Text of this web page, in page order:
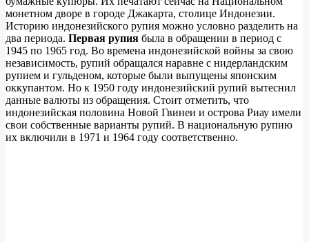
монетном дворе в городе Джакарта, столице Индонезии.
Историю индонезийского рупия можно условно разделить на
два периода. Первая рупия была в обращении в период с
1945 по 1965 год. Во времена индонезийской войны за свою
независимость, рупий обращался наравне с нидерландским
рупием и гульденом, которые были выпущены японским
оккупантом. Но к 1950 году индонезийский рупий вытеснил
данные валюты из обращения. Стоит отметить, что
индонезийская половина Новой Гвинеи и острова Риау имели
свои собственные варианты рупий. В национальную рупию
их включили в 1971 и 1964 году соответственно.